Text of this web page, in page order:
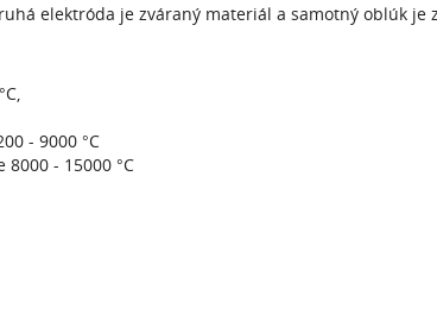
elektróda je zváraný materiál a samotný oblúk je
- 9000 °C
- 15000 °C